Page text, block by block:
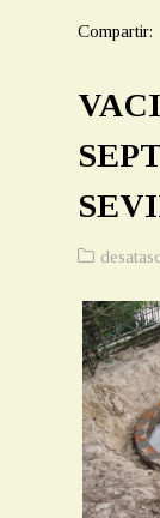
Compartir: